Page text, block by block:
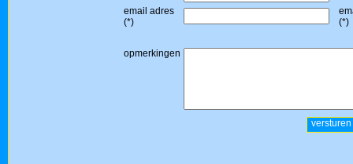
email adres
(*)
(*)
opmerkingen